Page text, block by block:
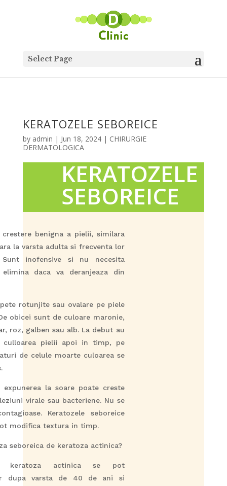
Select Page
KERATOZELE SEBOREICE
by admin | Jun 18, 2024| CHIRURGIE
DERMATOLOGICA
KERATOZELE
SEBOREICE
benigna a pielii, similara
la varsta adulta si frecventa lor
inofensive si nu necesita
daca va deranjeaza din
rotunjite sau ovalare pe piele
obicei sunt de culoare maronie,
roz, galben sau alb. La debut au
culloarea pielii apoi in timp, pe
de celule moarte culoarea se
la soare poate creste
virale sau bacteriene. Nu se
Keratozele seboreice
modifica textura in timp.
seboreica de keratoza actinica?
keratoza actinica se pot
dupa varsta de 40 de ani si